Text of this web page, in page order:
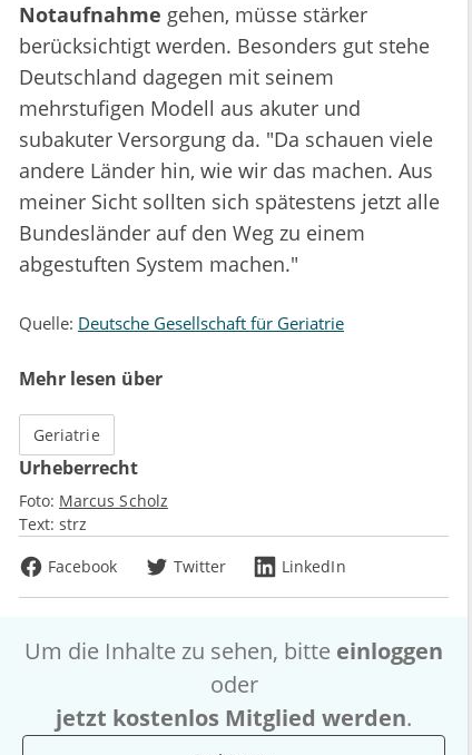
Notaufnahme gehen, müsse stärker
berücksichtigt werden. Besonders gut stehe
Deutschland dagegen mit seinem
mehrstufigen Modell aus akuter und
subakuter Versorgung da. "Da schauen viele
andere Länder hin, wie wir das machen. Aus
meiner Sicht sollten sich spätestens jetzt alle
Bundesländer auf den Weg zu einem
abgestuften System machen."
Quelle: Deutsche Gesellschaft für Geriatrie
Mehr lesen über
Geriatrie
Urheberrecht
Foto: Marcus Scholz
Text: strz
Facebook
Twitter LinkedIn
Um die Inhalte zu sehen, bitte einloggen
oder
jetzt kostenlos Mitglied werden.